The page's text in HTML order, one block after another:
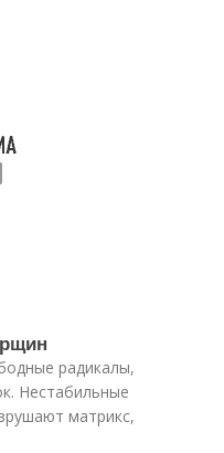
радикалы,
Нестабильные
матрикс,